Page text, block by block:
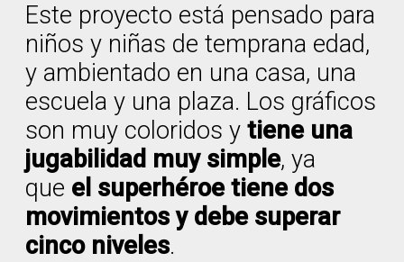
Este proyecto está pensado para
niños y niñas de temprana edad,
y ambientado en una casa, una
escuela y una plaza. Los gráficos
son muy coloridos y tiene una
jugabilidad muy simple, ya
que el superhéroe tiene dos
movimientos y debe superar
cinco niveles.